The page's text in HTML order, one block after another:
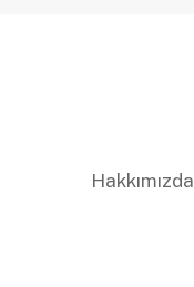
Hakkımızda